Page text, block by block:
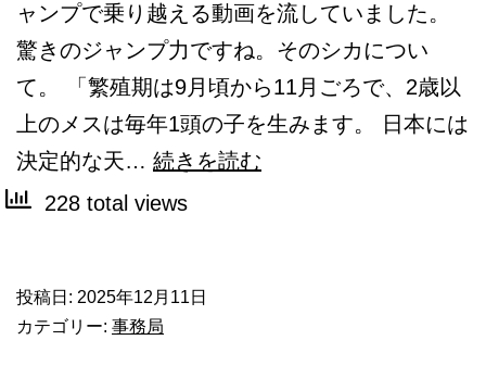
ャンプで乗り越える動画を流していました。
驚きのジャンプ力ですね。そのシカについ
て。 「繁殖期は9月頃から11月ごろで、2歳以
上のメスは毎年1頭の子を生みます。 日本には
決定的な天… 続きを読む
228 total views
投稿日: 2025年12月11日
カテゴリー: 事務局